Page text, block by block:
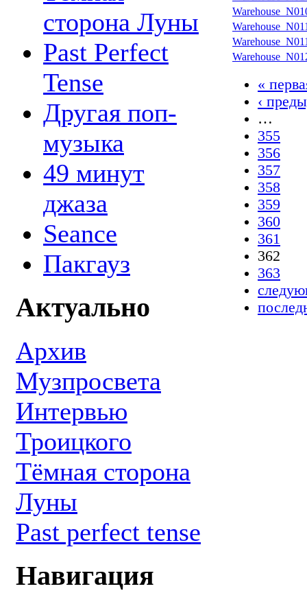
сторона Луны
Past Perfect
Tense
Другая поп-
музыка
49 минут
джаза
Seance
Пакгауз
Актуально
Архив
Музпросвета
Интервью
Троицкого
Тёмная сторона
Луны
Past perfect tense
Навигация
«
‹
…
355
356
357
358
359
360
361
362
363